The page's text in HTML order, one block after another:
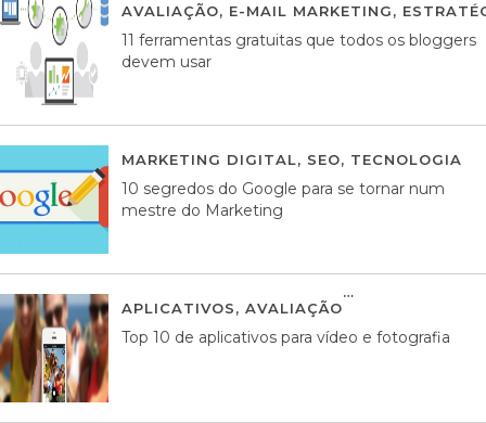
AVALIAÇÃO, E-MAIL MARKETING,
11 ferramentas gratuitas que todos os bloggers
devem usar
MARKETING DIGITAL, SEO, TECNOLOGIA
10 segredos do Google para se tornar num
mestre do Marketing
APLICATIVOS, AVALIAÇÃO
Top 10 de aplicativos para vídeo e fotografia